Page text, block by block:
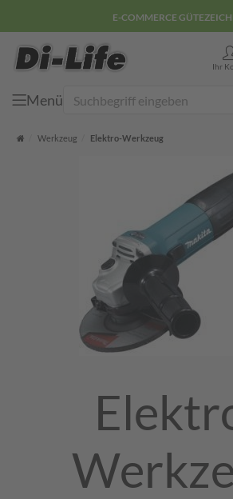
E-COMMERCE
Ihr
Menü
Startseite
Werkzeug Elektro-Werkzeug